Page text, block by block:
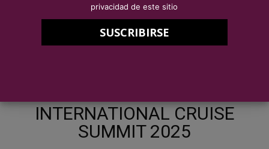
International Cruise Summit
2025 – Explore our sponsorship
opportunities
INTERNATIONAL CRUISE
SUMMIT 2025
privacidad de este sitio